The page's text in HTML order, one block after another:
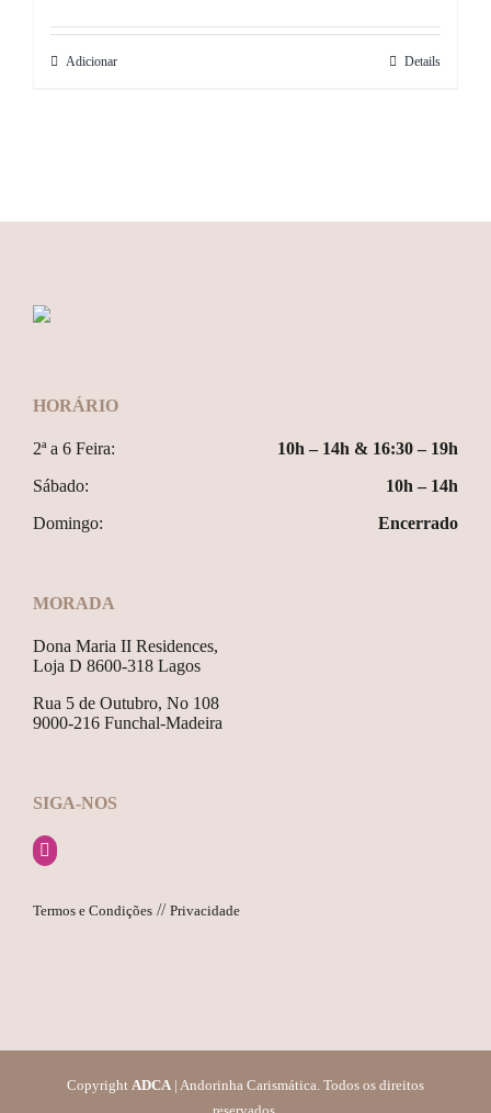
Adicionar Details
HORÁRIO
2ª a 6 Feira:
10h – 14h & 16:30 – 19h
Sábado:
10h – 14h
Domingo:
Encerrado
MORADA
Dona Maria II Residences,
Loja D 8600-318 Lagos
Rua 5 de Outubro, No 108
9000-216 Funchal-Madeira
SIGA-NOS
Termos e Condições // Privacidade
Copyright ADCA | Andorinha Carismática. Todos os direitos